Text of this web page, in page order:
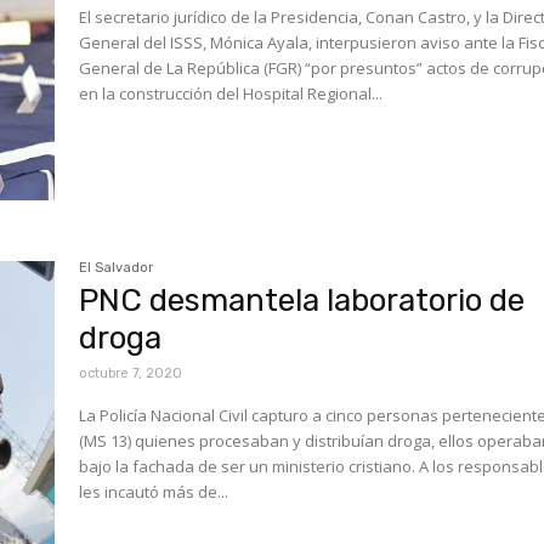
El secretario jurídico de la Presidencia, Conan Castro, y la
General del ISSS, Mónica Ayala, interpusieron aviso ante la
General de La República (FGR) “por presuntos” actos de
en la construcción del Hospital Regional...
El Salvador
PNC desmantela laboratorio de
droga
octubre 7, 2020
La Policía Nacional Civil capturo a cinco personas
(MS 13) quienes procesaban y distribuían droga, ellos
bajo la fachada de ser un ministerio cristiano. A los responsables se
les incautó más de...